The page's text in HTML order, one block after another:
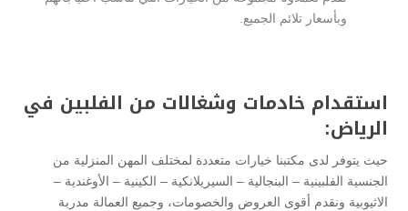
وبأسعار تلائم الجميع.
استقدام خادمات وشغالات من الفلبين في
الرياض:
حيث يتوفر لدى مكتبنا خيارات متعددة لمختلف المهن المنزلية من
الجنسية الفلبينية – البنجالية – السيريلانكية – الكينية – الأوغندية –
الاثيوبية ونقدم أقوى العروض والخصومات، وجميع العمالة مدربة